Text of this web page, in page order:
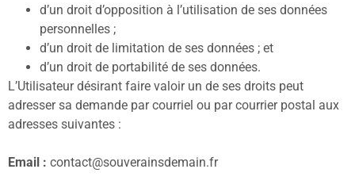
d’un droit d’opposition à l’utilisation de ses données
personnelles ;
d’un droit de limitation de ses données ; et
d’un droit de portabilité de ses données.
L’Utilisateur désirant faire valoir un de ses droits peut
adresser sa demande par courriel ou par courrier postal aux
adresses suivantes :
Email : contact@souverainsdemain.fr